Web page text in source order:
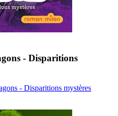
- Disparitions
- Disparitions mystères